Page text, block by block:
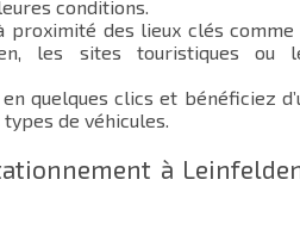
conditions.
proximité des lieux clés comme
les sites touristiques ou
quelques clics et bénéficiez
de véhicules.
à